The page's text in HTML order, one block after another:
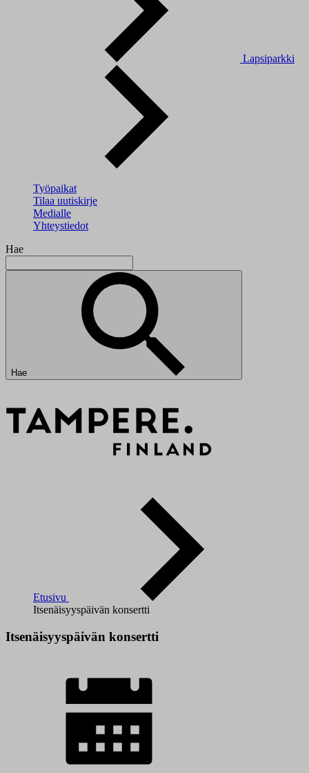
Lapsiparkki
Työpaikat
Tilaa uutiskirje
Medialle
Yhteystiedot
Hae
Hae
Etusivu
Itsenäisyyspäivän konsertti
Itsenäisyyspäivän konsertti